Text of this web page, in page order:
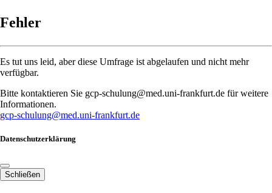
Fehler
Es tut uns leid, aber diese Umfrage ist abgelaufen und nicht mehr
verfügbar.
Bitte kontaktieren Sie gcp-schulung@med.uni-frankfurt.de für weitere
Informationen.
gcp-schulung@med.uni-frankfurt.de
Datenschutzerklärung
Schließen